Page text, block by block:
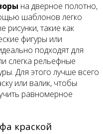
на дверное полотно,
шаблонов легко
рисунки, такие как
фигуры или
подходят для
слегка рельефные
Для этого лучше всего
или валик, чтобы
равномерное
краской